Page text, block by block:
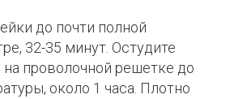
до почти полной
32-35 минут. Остудите
проволочной решетке до
около 1 часа. Плотно